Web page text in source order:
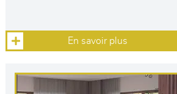
En savoir plus